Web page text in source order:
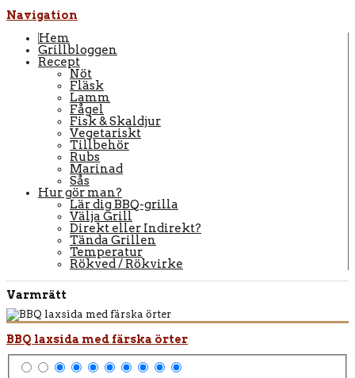
Navigation
Hem
Grillbloggen
Recept
Nöt
Fläsk
Lamm
Fågel
Fisk & Skaldjur
Vegetariskt
Tillbehör
Rubs
Marinad
Sås
Hur gör man?
Lär dig BBQ-grilla
Välja Grill
Direkt eller Indirekt?
Tända Grillen
Temperatur
Rökved / Rökvirke
Varmrätt
BBQ laxsida med färska örter